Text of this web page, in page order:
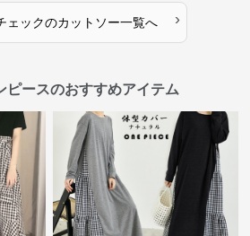
ェックのカットソー一覧へ ›
ピースのおすすめアイテム